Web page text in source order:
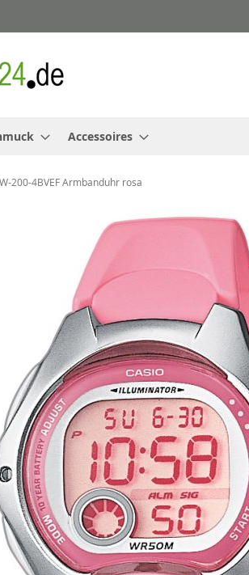
Accessoires
200-4BVEF Armbanduhr rosa